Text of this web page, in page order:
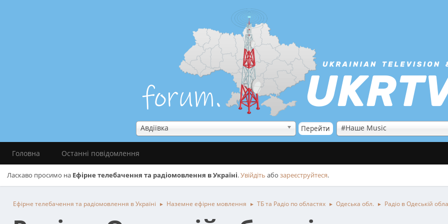
Авдіївка #Наше Music
Головна Останні повідомлення
Ласкаво просимо на Ефірне телебачення та радіомовлення в Україні.Увійдіть або зареєструйтеся.
Ефірне телебачення та радіомовлення в Україні ► Наземне ефірне мовлення ► ТБ та Радіо по областях ► Одеська обл. ► Радіо в Одеській